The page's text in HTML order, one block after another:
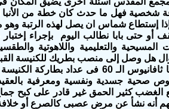
شخصية فهل ما حدث كان خطة من
إستطاع شماس ان يصل لهذه الرتبة وهو
أو حتى بابا نطالب اليوم بإجراء
والتعليمية واللاهوتية
هل وصل إلى منصب بطريك للكنيسة
الإجابة : نعم .. عندما نقرأ فى تاريخ البابا
صحية جسدية ونفسية ومعرفية
الغضب كثير الحمق غير قادر على كبح
نشأ عن مرض عصبى كالصرع أو خلافة